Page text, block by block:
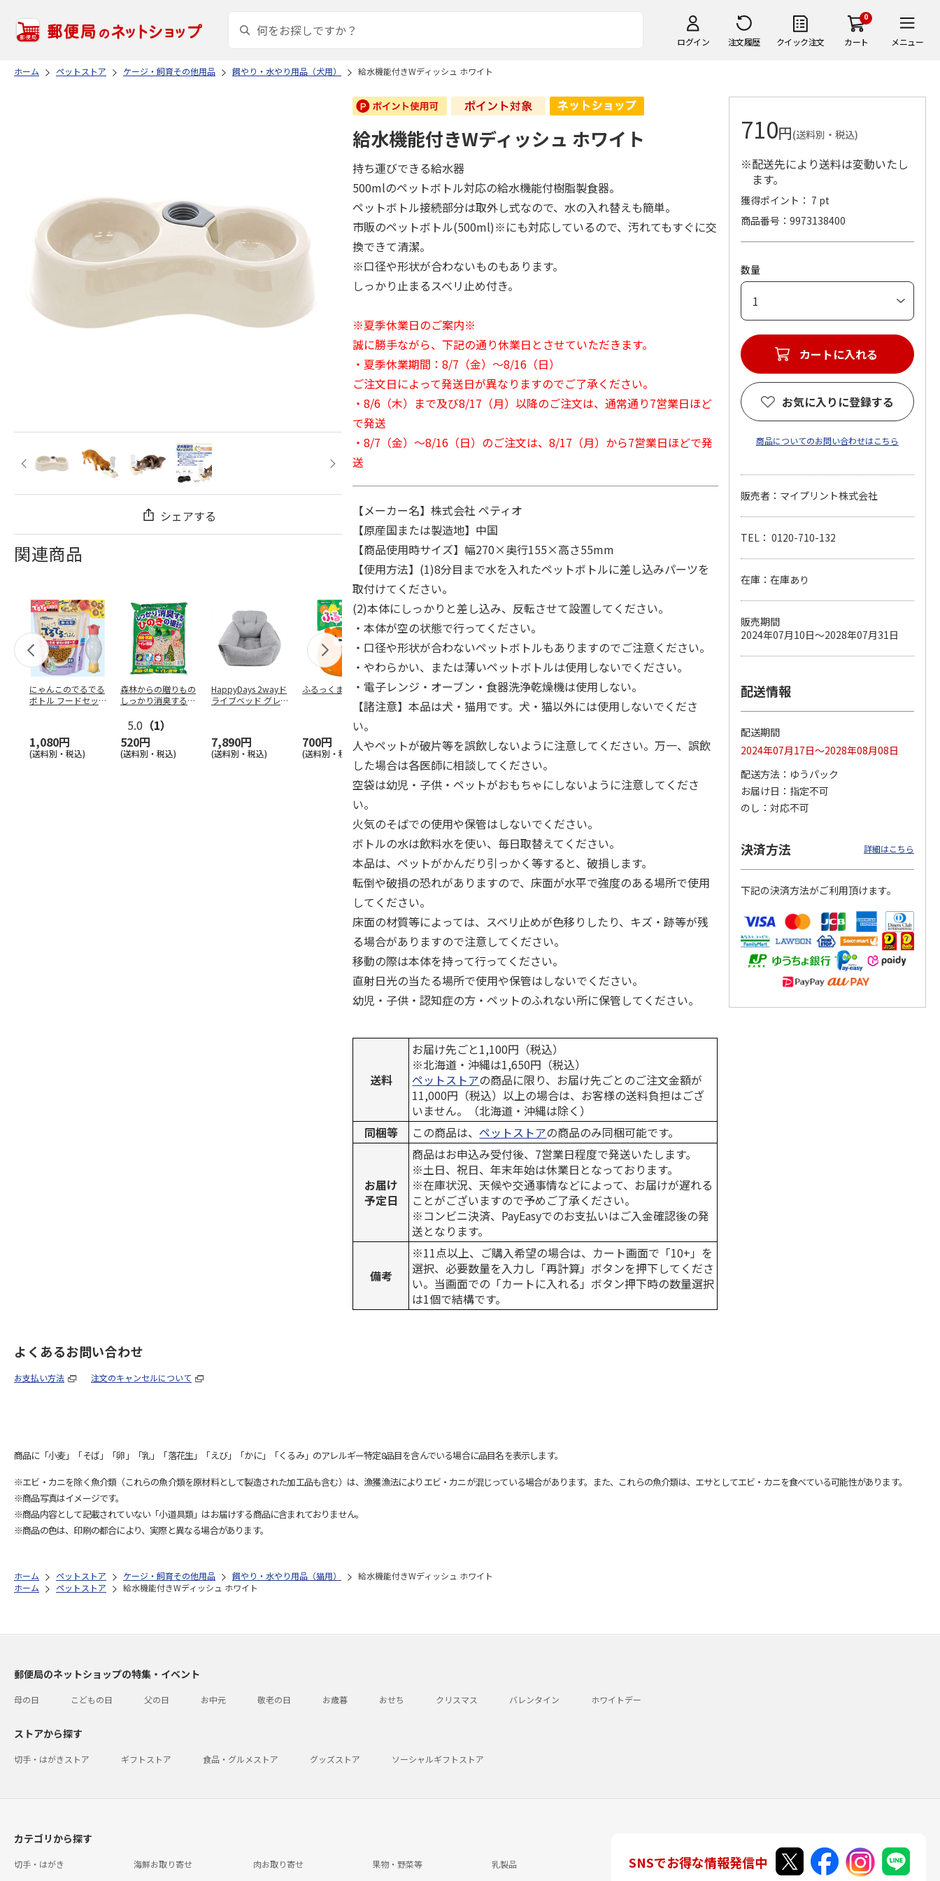
ログイン 注文履歴 クイック注文
0
カート メニュー
ホーム ペットストア ケージ・飼育その他用品 餌やり・水やり用品（犬用） 給水機能付きWディッシュ ホワイト
シェアする
関連商品
にゃんこのでるでる
ボトル フードセッ
1,080円
(送料別・税込)
森林からの贈りもの
しっかり消臭するひ
5.0 （1）
520円
(送料別・税込)
HappyDays 2wayド
ライブベッド グレ
7,890円
(送料別・税込)
ふるっくま みかん
700円
(送料別・税込)
デオトイレ 飛び散
らない消臭・抗菌サ
ンド 4L
1,320円
(送料別・税込)
獣医師開発 ニオイ
をとる砂専用 猫ト
イレ ナチュラルグ
1,550円
(送料別・税込)
無添加良品 カムカ
ムデンタルコーン
ぐるぐるボーン型 S
470円
(送料別・税込)
チ 健康に育つ子ね
こ用 まぐろ・かつ
120円
(送料別・税込)
ペット線香 虹のか
なた フルーティフ
ローラルの香り
590円
(送料別・税込)
えBOX とりささ…
380円
(送料別・税込)
給水機能付きWディッシュ ホワイト
持ち運びできる給水器
500mlのペットボトル対応の給水機能付樹脂製食器。
ペットボトル接続部分は取外し式なので、水の入れ替えも簡単。
市販のペットボトル(500ml)※にも対応しているので、汚れてもすぐに交
換できて清潔。
※口径や形状が合わないものもあります。
しっかり止まるスベリ止め付き。
※夏季休業日のご案内※
誠に勝手ながら、下記の通り休業日とさせていただきます。
・夏季休業期間：8/7（金）～8/16（日）
ご注文日によって発送日が異なりますのでご了承ください。
・8/6（木）まで及び8/17（月）以降のご注文は、通常通り7営業日ほど
で発送
・8/7（金）～8/16（日）のご注文は、8/17（月）から7営業日ほどで発
送
【メーカー名】株式会社 ペティオ
【原産国または製造地】中国
【商品使用時サイズ】幅270×奥行155×高さ55mm
【使用方法】(1)8分目まで水を入れたペットボトルに差し込みパーツを
取付けてください。
(2)本体にしっかりと差し込み、反転させて設置してください。
・本体が空の状態で行ってください。
・口径や形状が合わないペットボトルもありますのでご注意ください。
・やわらかい、または薄いペットボトルは使用しないでください。
・電子レンジ・オーブン・食器洗浄乾燥機は使用しない。
【諸注意】本品は犬・猫用です。犬・猫以外には使用しないでくださ
い。
人やペットが破片等を誤飲しないように注意してください。万一、誤飲
した場合は各医師に相談してください。
空袋は幼児・子供・ペットがおもちゃにしないように注意してくださ
い。
火気のそばでの使用や保管はしないでください。
ボトルの水は飲料水を使い、毎日取替えてください。
本品は、ペットがかんだり引っかく等すると、破損します。
転倒や破損の恐れがありますので、床面が水平で強度のある場所で使用
してください。
床面の材質等によっては、スベリ止めが色移りしたり、キズ・跡等が残
る場合がありますので注意してください。
移動の際は本体を持って行ってください。
直射日光の当たる場所で使用や保管はしないでください。
幼児・子供・認知症の方・ペットのふれない所に保管してください。
送料
お届け先ごと1,100円（税込）
※北海道・沖縄は1,650円（税込）
ペットストアの商品に限り、お届け先ごとのご注文金額が
11,000円（税込）以上の場合は、お客様の送料負担はござ
いません。（北海道・沖縄は除く）
同梱等
この商品は、ペットストアの商品のみ同梱可能です。
お届け
予定日
商品はお申込み受付後、7営業日程度で発送いたします。
※土日、祝日、年末年始は休業日となっております。
※在庫状況、天候や交通事情などによって、お届けが遅れる
ことがございますので予めご了承ください。
※コンビニ決済、PayEasyでのお支払いはご入金確認後の発
送となります。
備考
※11点以上、ご購入希望の場合は、カート画面で「10+」を
選択、必要数量を入力し「再計算」ボタンを押下してくださ
い。当画面での「カートに入れる」ボタン押下時の数量選択
は1個で結構です。
710円(送料別・税込)
※配送先により送料は変動いたし
ます。
獲得ポイント： 7 pt
商品番号
9973138400
数量
カートに入れる
お気に入りに登録する
商品についてのお問い合わせはこちら
販売者：マイプリント株式会社
TEL： 0120-710-132
在庫：在庫あり
販売期間
2024年07月10日～2028年07月31日
配送情報
配送期間
2024年07月17日～2028年08月08日
配送方法
ゆうパック
お届け日
指定不可
のし
対応不可
決済方法 詳細はこちら
下記の決済方法がご利用頂けます。
よくあるお問い合わせ
お支払い方法 注文のキャンセルについて
商品に「小麦」「そば」「卵」「乳」「落花生」「えび」「かに」「くるみ」のアレルギー特定8品目を含んでいる場合に品目名を表示します。
※エビ・カニを除く魚介類（これらの魚介類を原材料として製造された加工品も含む）は、漁獲漁法によりエビ・カニが混じっている場合があります。また、これらの魚介類は、エサとしてエビ・カニを食べている可能性があります。
※商品写真はイメージです。
※商品内容として記載されていない「小道具類」はお届けする商品に含まれておりません。
※商品の色は、印刷の都合により、実際と異なる場合があります。
ホーム ペットストア ケージ・飼育その他用品 餌やり・水やり用品（猫用）
給水機能付きWディッシュ ホワイト
ホーム
ペットストア 給水機能付きWディッシュ ホワイト
郵便局のネットショップの特集・イベント
母の日 こどもの日 父の日 お中元 敬老の日 お歳暮 おせち クリスマス バレンタイン ホワイトデー
ストアから探す
切手・はがきストア ギフトストア 食品・グルメストア グッズストア ソーシャルギフトストア
カテゴリから探す
切手・はがき 海鮮お取り寄せ 肉お取り寄せ 果物・野菜等 乳製品 SNSでお得な情報発信中